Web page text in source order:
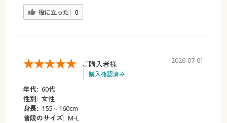
役に立った 0
ご購入者様
購入確認済み
2026-07-01
年代: 60代
性別: 女性
身長: 155～160cm
普段のサイズ: M-L